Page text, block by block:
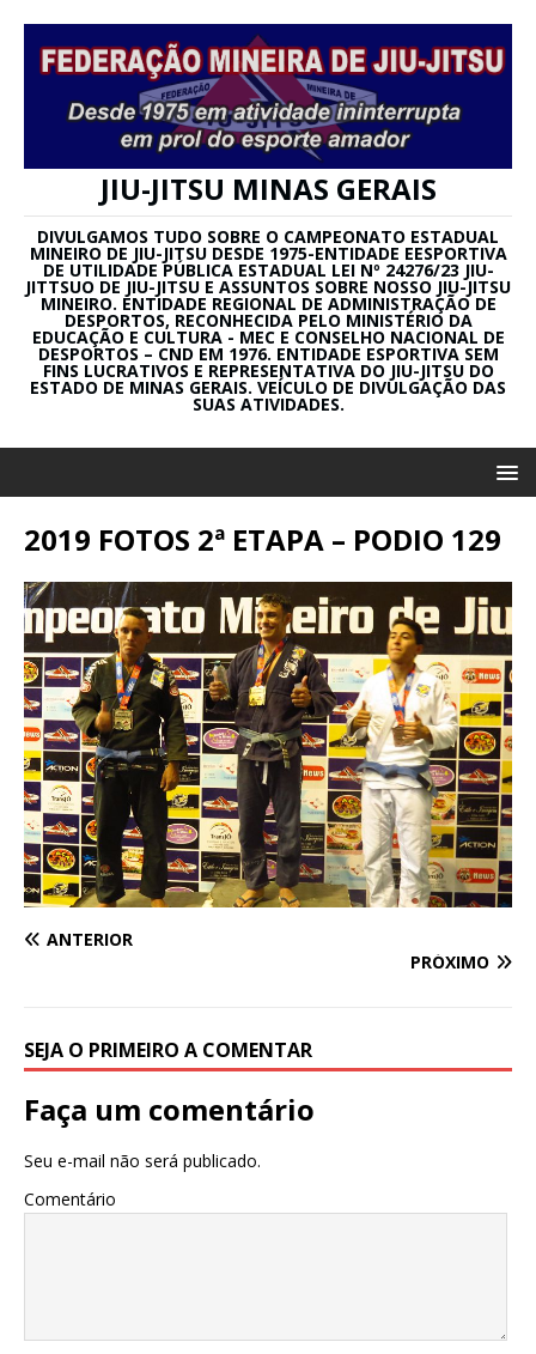
JIU-JITSU MINAS GERAIS
DIVULGAMOS TUDO SOBRE O CAMPEONATO ESTADUAL
MINEIRO DE JIU-JITSU DESDE 1975-ENTIDADE EESPORTIVA
DE UTILIDADE PÚBLICA ESTADUAL LEI Nº 24276/23 JIU-
JITTSUO DE JIU-JITSU E ASSUNTOS SOBRE NOSSO JIU-JITSU
MINEIRO. ENTIDADE REGIONAL DE ADMINISTRAÇÃO DE
DESPORTOS, RECONHECIDA PELO MINISTÉRIO DA
EDUCAÇÃO E CULTURA - MEC E CONSELHO NACIONAL DE
DESPORTOS – CND EM 1976. ENTIDADE ESPORTIVA SEM
FINS LUCRATIVOS E REPRESENTATIVA DO JIU-JITSU DO
ESTADO DE MINAS GERAIS. VEÍCULO DE DIVULGAÇÃO DAS
SUAS ATIVIDADES.
2019 FOTOS 2ª ETAPA – PODIO 129
ANTERIOR
PRÓXIMO
SEJA O PRIMEIRO A COMENTAR
Faça um comentário
Seu e-mail não será publicado.
Comentário